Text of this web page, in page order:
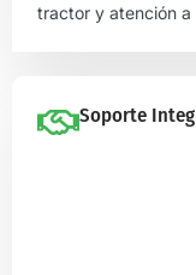
tractor y atención a
Soporte